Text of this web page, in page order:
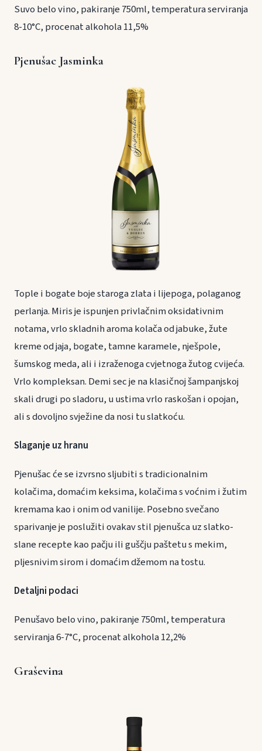
Suvo belo vino, pakiranje 750ml, temperatura serviranja
8-10°C, procenat alkohola 11,5%
Pjenušac Jasminka
Tople i bogate boje staroga zlata i lijepoga, polaganog
perlanja. Miris je ispunjen privlačnim oksidativnim
notama, vrlo skladnih aroma kolača od jabuke, žute
kreme od jaja, bogate, tamne karamele, nješpole,
šumskog meda, ali i izraženoga cvjetnoga žutog cvijeća.
Vrlo kompleksan. Demi sec je na klasičnoj šampanjskoj
skali drugi po sladoru, u ustima vrlo raskošan i opojan,
ali s dovoljno svježine da nosi tu slatkoću.
Slaganje uz hranu
Pjenušac će se izvrsno sljubiti s tradicionalnim
kolačima, domaćim keksima, kolačima s voćnim i žutim
kremama kao i onim od vanilije. Posebno svečano
sparivanje je poslužiti ovakav stil pjenušca uz slatko-
slane recepte kao pačju ili guščju paštetu s mekim,
pljesnivim sirom i domaćim džemom na tostu.
Detaljni podaci
Penušavo belo vino, pakiranje 750ml, temperatura
serviranja 6-7°C, procenat alkohola 12,2%
Graševina